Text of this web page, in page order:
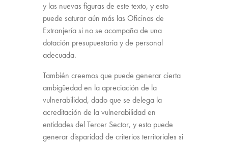
y las nuevas figuras de este texto, y esto
puede saturar aún más las Oficinas de
Extranjería si no se acompaña de una
dotación presupuestaria y de personal
adecuada.
También creemos que puede generar cierta
ambigüedad en la apreciación de la
vulnerabilidad, dado que se delega la
acreditación de la vulnerabilidad en
entidades del Tercer Sector, y esto puede
generar disparidad de criterios territoriales si